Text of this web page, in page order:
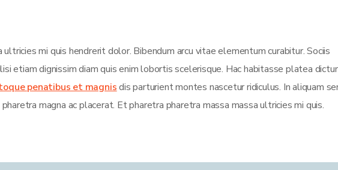
mi quis hendrerit dolor. Bibendum arcu vitae elementum curabitur. Sociis
etiam dignissim diam quis enim lobortis scelerisque. Hac habitasse platea
penatibus et magnisdis parturient montes nascetur ridiculus. In aliquam
magna ac placerat. Et pharetra pharetra massa massa ultricies mi quis.